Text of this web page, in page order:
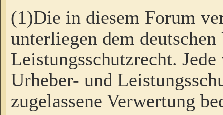
(1)Die in diesem Forum
unterliegen dem
Leistungsschutzrecht.
Urheber- und
zugelassene Verwertung